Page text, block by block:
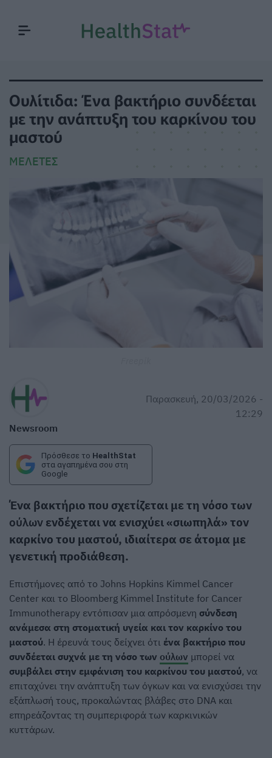
Ουλίτιδα: Ένα βακτήριο συνδέεται
με την ανάπτυξη του καρκίνου του
μαστού
ΜΕΛΈΤΕΣ
Newsroom
Παρασκευή, 20/03/2026 -
12:29
Πρόσθεσε το HealthStat
στα αγαπημένα σου στη
Google
Ένα βακτήριο που σχετίζεται με τη νόσο των
ούλων ενδέχεται να ενισχύει «σιωπηλά» τον
καρκίνο του μαστού, ιδιαίτερα σε άτομα με
γενετική προδιάθεση.
Επιστήμονες από το Johns Hopkins Kimmel Cancer
Center και το Bloomberg Kimmel Institute for Cancer
Immunotherapy εντόπισαν μια απρόσμενη σύνδεση
ανάμεσα στη στοματική υγεία και τον καρκίνο του
μαστού. Η έρευνά τους δείχνει ότι ένα βακτήριο που
συνδέεται συχνά με τη νόσο των ούλων μπορεί να
συμβάλει στην εμφάνιση του καρκίνου του μαστού, να
επιταχύνει την ανάπτυξη των όγκων και να ενισχύσει την
εξάπλωσή τους, προκαλώντας βλάβες στο DNA και
επηρεάζοντας τη συμπεριφορά των καρκινικών
κυττάρων.